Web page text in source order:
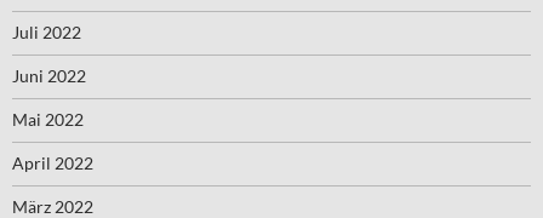
Juli 2022
Juni 2022
Mai 2022
April 2022
März 2022